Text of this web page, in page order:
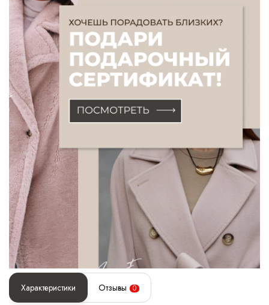
Характеристики Отзывы 0